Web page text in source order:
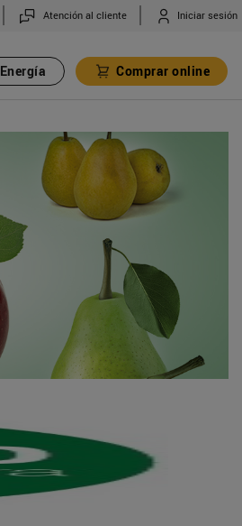
Atención al cliente Iniciar sesión
Energía Comprar online